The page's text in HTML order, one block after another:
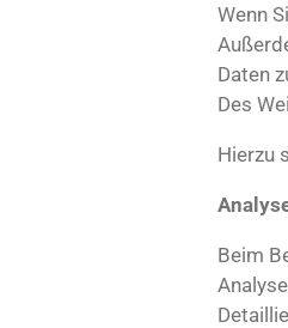
Wenn
Daten
Des
Hierzu
Beim